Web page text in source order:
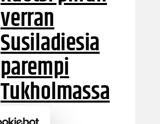
verran
Susiladiesia
parempi
Tukholmassa